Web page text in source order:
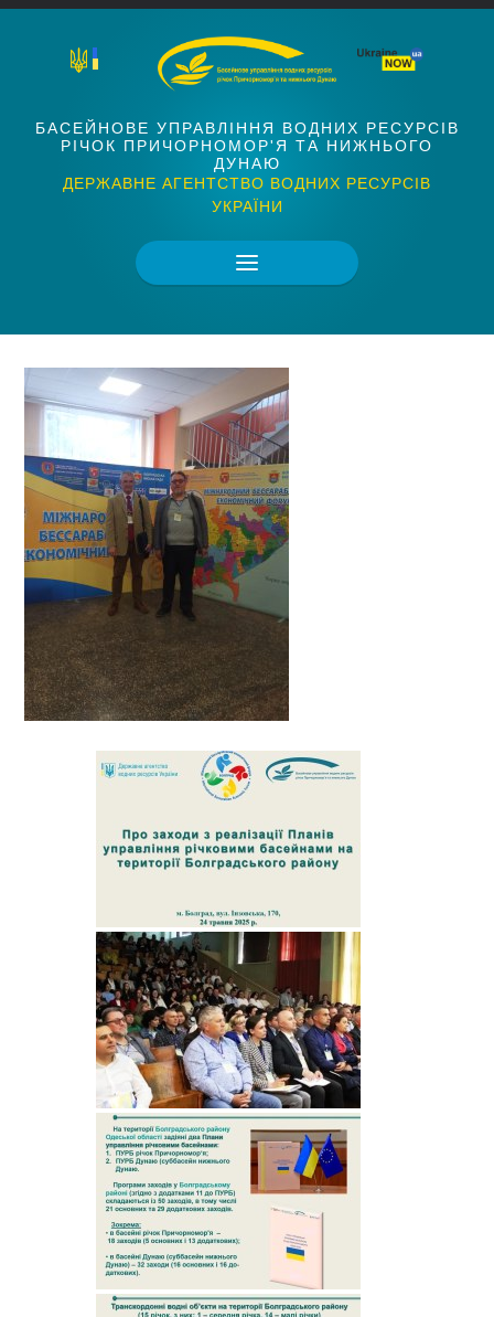
БАСЕЙНОВЕ УПРАВЛІННЯ ВОДНИХ РЕСУРСІВ
РІЧОК ПРИЧОРНОМОР'Я ТА НИЖНЬОГО
ДУНАЮ
ДЕРЖАВНЕ АГЕНТСТВО ВОДНИХ РЕСУРСІВ
УКРАЇНИ